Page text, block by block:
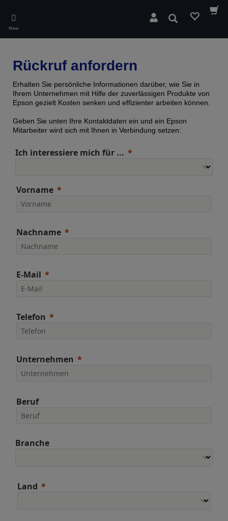
main
content
Menü
Suchen
Rückruf anfordern
Erhalten Sie persönliche Informationen darüber, wie Sie in
Ihrem Unternehmen mit Hilfe der zuverlässigen Produkte von
Epson gezielt Kosten senken und effizienter arbeiten können.
Geben Sie unten Ihre Kontaktdaten ein und ein Epson
Mitarbeiter wird sich mit Ihnen in Verbindung setzen:
Ich interessiere mich für ...
Vorname
Nachname
E-Mail
Telefon
Unternehmen
Beruf
Branche
Land